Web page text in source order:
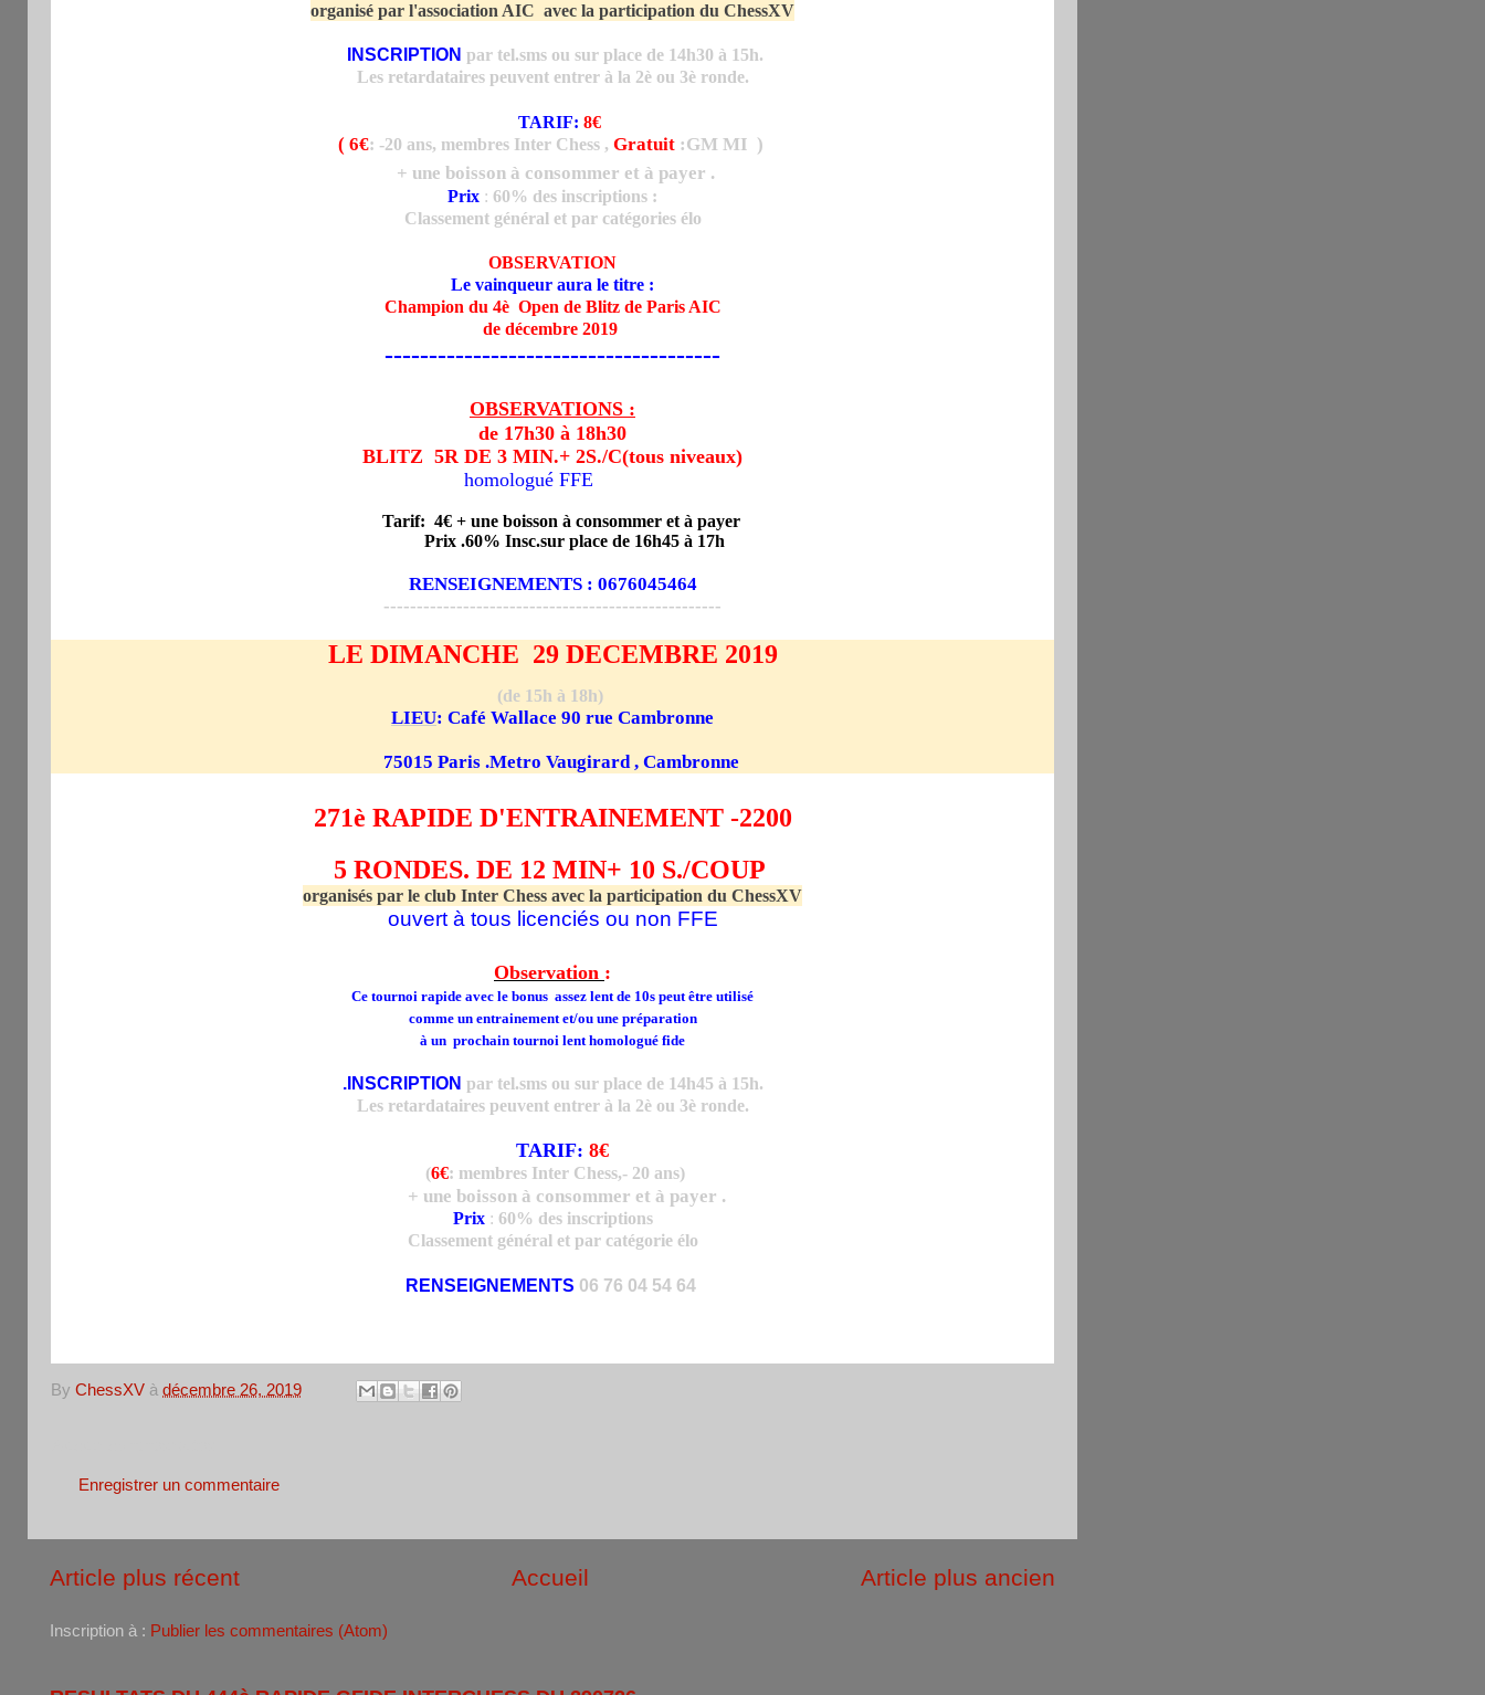
organisé par l'association AIC avec la participation du ChessXV
INSCRIPTION par tel.sms ou sur place de 14h30 à 15h.
Les retardataires peuvent entrer à la 2è ou 3è ronde.
TARIF: 8€
(6€: -20 ans, membres Inter Chess , Gratuit:GM MI )
+ une boisson à consommer et à payer .
Prix : 60% des inscriptions :
Classement général et par catégories élo
OBSERVATION
Le vainqueur aura le titre :
Champion du 4è Open de Blitz de Paris AIC
de décembre 2019
--------------------------------------
OBSERVATIONS :
de 17h30 à 18h30
BLITZ 5R DE 3 MIN.+ 2S./C(tous niveaux)
homologué FFE
Tarif: 4€ + une boisson à consommer et à payer
Prix .60% Insc.sur place de 16h45 à 17h
RENSEIGNEMENTS : 0676045464
---------------------------------------------------
LE DIMANCHE 29 DECEMBRE 2019
(de 15h à 18h)
LIEU: Café Wallace 90 rue Cambronne
75015 Paris .Metro Vaugirard , Cambronne
271è RAPIDE D'ENTRAINEMENT -2200
5 RONDES. DE 12 MIN+ 10 S./COUP
organisés par le club Inter Chess avec la participation du ChessXV
ouvert à tous licenciés ou non FFE
Observation :
Ce tournoi rapide avec le bonus assez lent de 10s peut être utilisé
comme un entrainement et/ou une préparation
à un prochain tournoi lent homologué fide
.INSCRIPTION par tel.sms ou sur place de 14h45 à 15h.
Les retardataires peuvent entrer à la 2è ou 3è ronde.
TARIF: 8€
(6€: membres Inter Chess,- 20 ans)
+ une boisson à consommer et à payer .
Prix: 60% des inscriptions
Classement général et par catégorie élo
RENSEIGNEMENTS 06 76 04 54 64
By ChessXV à décembre 26, 2019
Enregistrer un commentaire
Article plus récent Article plus ancien
Accueil
Inscription à : Publier les commentaires (Atom)